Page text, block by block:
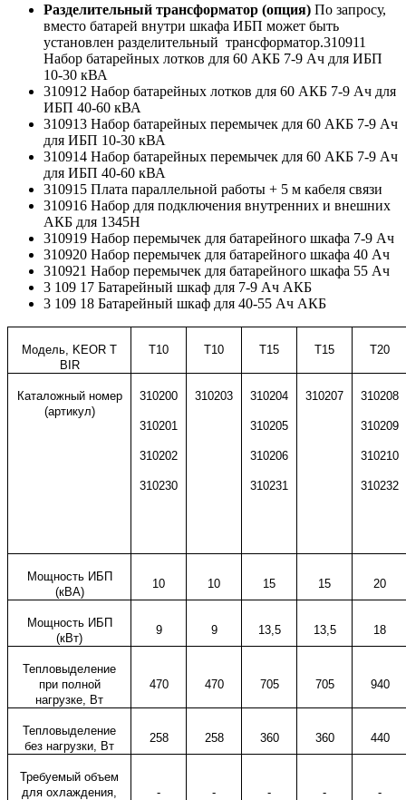
Разделительный трансформатор (опция) По запросу,
вместо батарей внутри шкафа ИБП может быть
установлен разделительный трансформатор.310911
Набор батарейных лотков для 60 АКБ 7-9 Ач для ИБП
10-30 кВА
310912 Набор батарейных лотков для 60 АКБ 7-9 Ач для
ИБП 40-60 кВА
310913 Набор батарейных перемычек для 60 АКБ 7-9 Ач
для ИБП 10-30 кВА
310914 Набор батарейных перемычек для 60 АКБ 7-9 Ач
для ИБП 40-60 кВА
310915 Плата параллельной работы + 5 м кабеля связи
310916 Набор для подключения внутренних и внешних
АКБ для 1345H
310919 Набор перемычек для батарейного шкафа 7-9 Ач
310920 Набор перемычек для батарейного шкафа 40 Ач
310921 Набор перемычек для батарейного шкафа 55 Ач
3 109 17 Батарейный шкаф для 7-9 Ач АКБ
3 109 18 Батарейный шкаф для 40-55 Ач АКБ
Модель,
KEOR T
BIR
T10 T10 T1 5 T1 5 T20
Каталожный номер
(артикул)
310200
310201
310202
310230
310203 310204
310205
310206
310231
310207 310208
310209
310210
310232
Мощность ИБП
(кВА)
10 10 15 15 20
Мощность ИБП
(кВт)
9 9 13,5 13,5 18
Тепловыделение
при полной
нагрузке, Вт
470 470 705 705 940
Тепловыделение
без нагрузки, Вт
258 258 360 360 440
Требуемый объем
для охлаждения,
- - - - -